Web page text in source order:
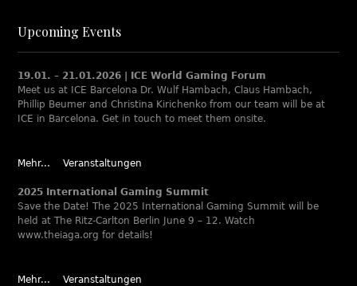
Upcoming Events
19.01. – 21.01.2026 | ICE World Gaming Forum
Meet us at ICE Barcelona Dr. Wulf Hambach, Claus Hambach,
Phillip Beumer and Christina Kirichenko from our team will be at
ICE in Barcelona. Get in touch to meet them onsite.
Mehr... Veranstaltungen
2025 International Gaming Summit
Save the Date! The 2025 International Gaming Summit will be
held at The Ritz-Carlton Berlin June 9 – 12. Watch
www.theiaga.org for details!
Mehr... Veranstaltungen